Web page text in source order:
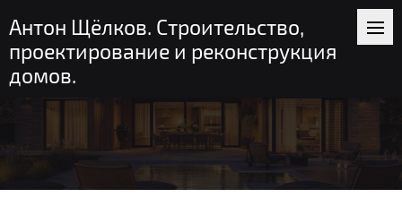
Антон Щёлков. Строительство,
проектирование и реконструкция
домов.
Москва и область